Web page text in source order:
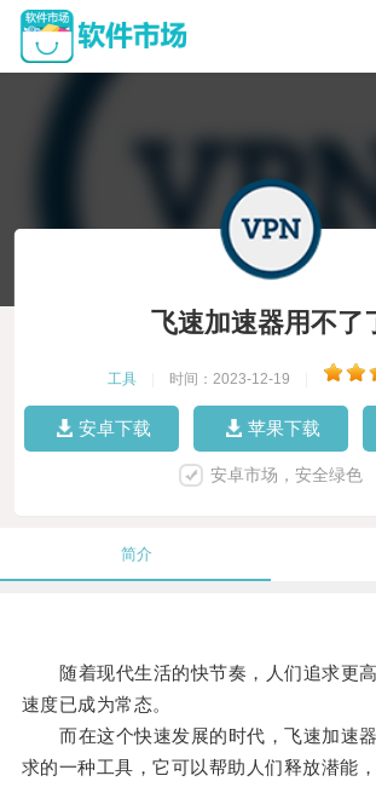
飞速加速器用不了
工具 时间：2023-12-19
安卓下载 苹果下载
安卓市场，安全绿色
简介
随着现代生活的快节奏，人们追求更高
速度已成为常态。
而在这个快速发展的时代，飞速加速
求的一种工具，它可以帮助人们释放潜能